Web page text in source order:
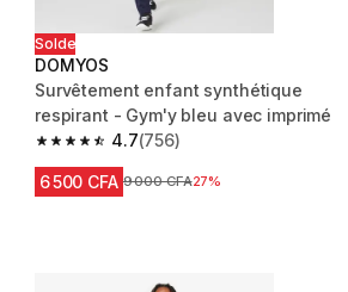
Solde
DOMYOS
Survêtement enfant synthétique
respirant - Gym'y bleu avec imprimé
4.7
4.7 out of 5 stars from 756 reviews
(756)
6 500 CFA Prix avant réduction
9 000 CFA27%